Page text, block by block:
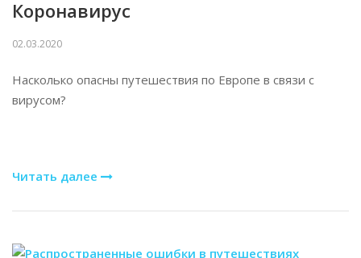
Коронавирус
02.03.2020
Насколько опасны путешествия по Европе в связи с
вирусом?
Читать далее